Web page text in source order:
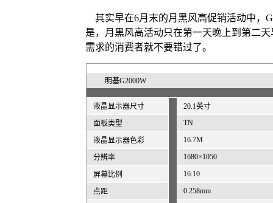
其实早在6月末的月黑风高促销活动中，
是，月黑风高活动只在第一天晚上到第二
需求的消费者就不要错过了。
明基G2000W
液晶显示器尺寸
20.1英寸
面板类型
TN
液晶显示器色彩 16.7M
分辨率 1680×1050
屏幕比例 16:10
点距 0.258mm